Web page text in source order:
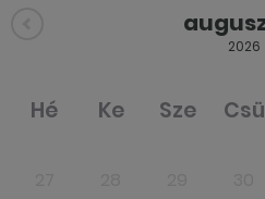
2026
Hé Ke Sze Csü